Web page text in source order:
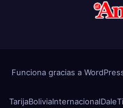
Funciona gracias a
TarijaBoliviaInternacionalDale